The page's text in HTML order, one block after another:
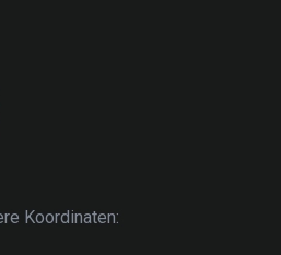
Koordinaten: